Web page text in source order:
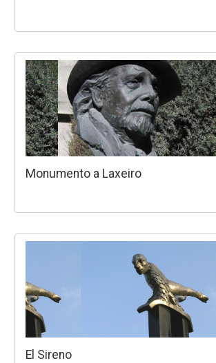
Monumento a Laxeiro
El Sireno